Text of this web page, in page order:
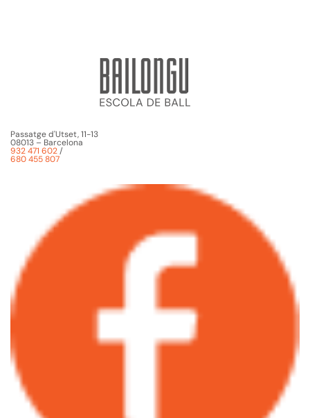
Passatge d'Utset, 11-13
08013 – Barcelona
932 471 602/
680 455 807